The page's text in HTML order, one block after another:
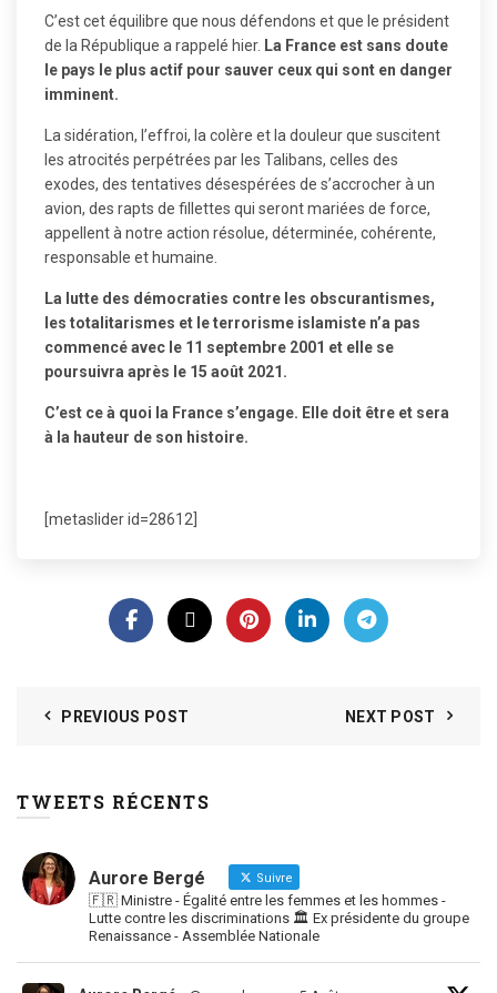
C’est cet équilibre que nous défendons et que le président
de la République a rappelé hier. La France est sans doute
le pays le plus actif pour sauver ceux qui sont en danger
imminent.
La sidération, l’effroi, la colère et la douleur que suscitent
les atrocités perpétrées par les Talibans, celles des
exodes, des tentatives désespérées de s’accrocher à un
avion, des rapts de fillettes qui seront mariées de force,
appellent à notre action résolue, déterminée, cohérente,
responsable et humaine.
La lutte des démocraties contre les obscurantismes,
les totalitarismes et le terrorisme islamiste n’a pas
commencé avec le 11 septembre 2001 et elle se
poursuivra après le 15 août 2021.
C’est ce à quoi la France s’engage. Elle doit être et sera
à la hauteur de son histoire.
[metaslider id=28612]
PREVIOUS POST NEXT POST
TWEETS RÉCENTS
Aurore Bergé Suivre
🇫🇷 Ministre - Égalité entre les femmes et les hommes -
Lutte contre les discriminations 🏛 Ex présidente du groupe
Renaissance - Assemblée Nationale